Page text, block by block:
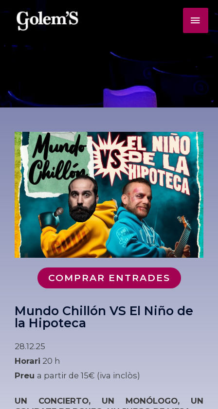
COMPRAR ENTRADES
Mundo Chillón VS El Niño de
la Hipoteca
28.12.25
Horari 20 h
Preu a partir de 15€ (iva inclòs)
UN CONCIERTO, UN MONÓLOGO, UN